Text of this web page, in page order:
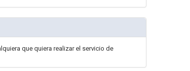
que quiera realizar el servicio de